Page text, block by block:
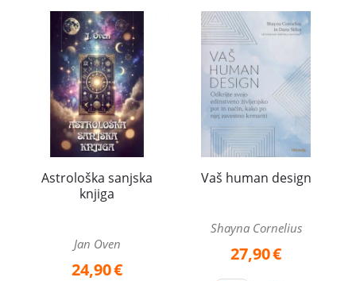
Astrološka sanjska
knjiga
Jan Oven
24,90€
Vaš human design
Shayna Cornelius
27,90€